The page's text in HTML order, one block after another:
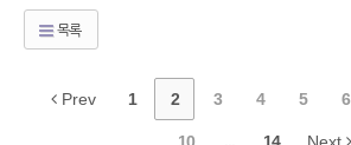
목록
Prev 1 2 3 4 5 6
10 ... 14 Next